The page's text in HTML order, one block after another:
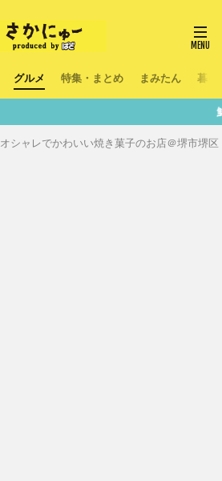
グルメ 特集・まとめ まみたん 暮ら
鮮度100％！堺・南大阪の
オシャレでかわいい焼き菓子のお店＠堺市堺